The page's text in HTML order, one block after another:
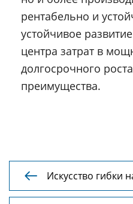
рентабельно и
устойчивое
центра затрат в
долгосрочного
преимущества.

Искусство гибки
управлять